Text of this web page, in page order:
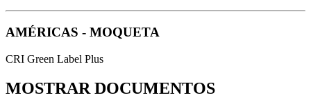
AMÉRICAS - MOQUETA
CRI Green Label Plus
MOSTRAR DOCUMENTOS